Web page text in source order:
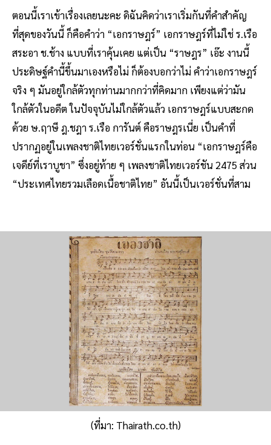
ตอนนี้เราเข้าเรื่องเลยนะคะ ดิฉันคิดว่าเราเริ่มกันที่คําสําคัญ
ที่สุดของวันนี้ ก็คือคําว่า “เอกราษฎร์” เอกราษฎร์ที่ไม่ใช่ ร.เรือ
สระอา ช.ช้าง แบบที่เราคุ้นเคย แต่เป็น “ราษฎร” เอ๊ะ งานนี้
ประดิษฐ์คํานี้ขึ้นมาเองหรือไม่ ก็ต้องบอกว่าไม่ คําว่าเอกราษฎร์
จริง ๆ มันอยู่ใกล้ตัวทุกท่านมากกว่าที่คิดมาก เพียงแต่ว่ามัน
ใกล้ตัวในอดีต ในปัจจุบันไม่ใกล้ตัวแล้ว เอกราษฎร์แบบสะกด
ด้วย ษ.ฤาษี ฎ.ชฎา ร.เรือ การันต์ คือราษฎรเนี่ย เป็นคําที่
ปรากฏอยู่ในเพลงชาติไทยเวอร์ชั่นแรกในท่อน “เอกราษฎร์คือ
เจดีย์ที่เราบูชา” ซึ่งอยู่ท้าย ๆ เพลงชาติไทยเวอร์ชัน 2475 ส่วน
“ประเทศไทยรวมเลือดเนื้อชาติไทย” อันนี้เป็นเวอร์ชั่นที่สาม
(ที่มา: Thairath.co.th)